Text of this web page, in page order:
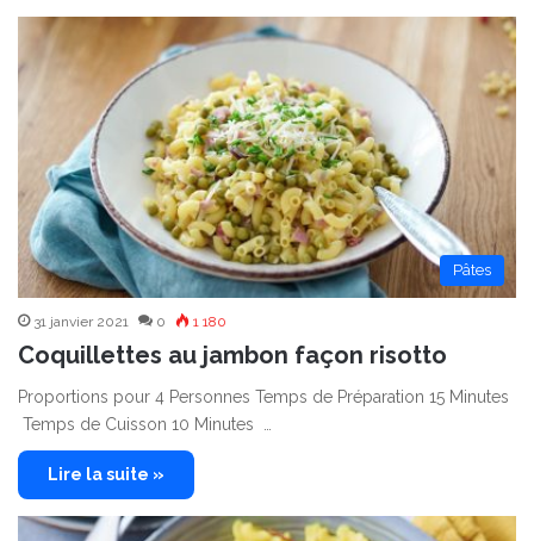
Pâtes
31 janvier 2021 0 1 180
Coquillettes au jambon façon risotto
Proportions pour 4 Personnes Temps de Préparation 15 Minutes
Temps de Cuisson 10 Minutes …
Lire la suite »